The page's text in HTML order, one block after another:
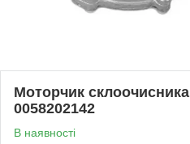
Моторчик
0058202142
В наявності